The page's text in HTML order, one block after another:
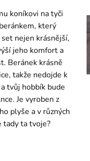
koníkovi na tyči
který
nejen krásnější,
jeho komfort a
Beránek krásně
takže nedojde k
tvůj hobbík bude
Je vyroben z
plyše a v různých
tady ta tvoje?